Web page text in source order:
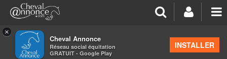
×
Cheval Annonce
Réseau social équitation
GRATUIT - Google Play
INSTALLER